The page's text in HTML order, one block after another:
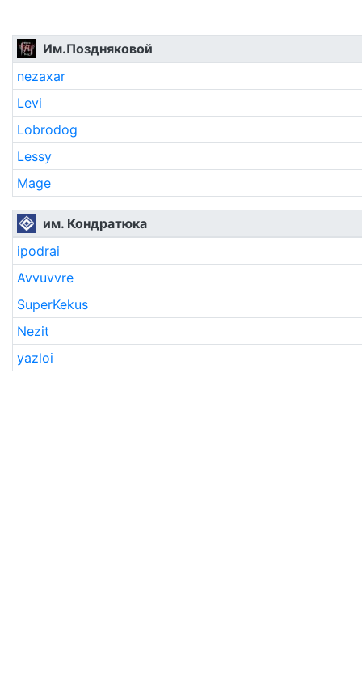
Им.Поздняковой
nezaxar
Levi
Lobrodog
Lessy
Mage
им. Кондратюка
ipodrai
Avvuvvre
SuperKekus
Nezit
yazloi